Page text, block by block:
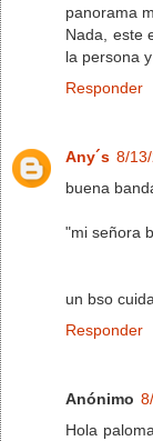
panorama
Nada, este
la persona
Responder
Any´s 8/
buena
"mi señora
un bso
Responder
Anónimo
Hola